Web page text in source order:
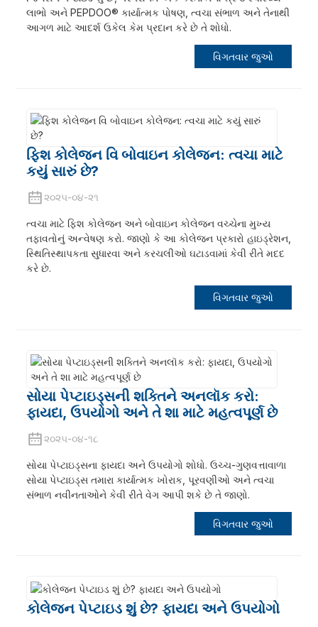
લાભો અને PEPDOO® કાર્યાત્મક પોષણ, ત્વચા સંભાળ અને તેનાથી
આગળ માટે આદર્શ ઉકેલ કેમ પ્રદાન કરે છે તે શોધો.
વિગતવાર જુઓ
ફિશ કોલેજન વિ બોવાઇન કોલેજન: ત્વચા માટે
કયું સારું છે?
૨૦૨૫-૦૪-૨૧
ત્વચા માટે ફિશ કોલેજન અને બોવાઇન કોલેજન વચ્ચેના મુખ્ય
તફાવતોનું અન્વેષણ કરો. જાણો કે આ કોલેજન પ્રકારો હાઇડ્રેશન,
સ્થિતિસ્થાપકતા સુધારવા અને કરચલીઓ ઘટાડવામાં કેવી રીતે મદદ
કરે છે.
વિગતવાર જુઓ
સોયા પેપ્ટાઇડ્સની શક્તિને અનલૉક કરો:
ફાયદા, ઉપયોગો અને તે શા માટે મહત્વપૂર્ણ છે
૨૦૨૫-૦૪-૧૮
સોયા પેપ્ટાઇડ્સના ફાયદા અને ઉપયોગો શોધો. ઉચ્ચ-ગુણવત્તાવાળા
સોયા પેપ્ટાઇડ્સ તમારા કાર્યાત્મક ખોરાક, પૂરવણીઓ અને ત્વચા
સંભાળ નવીનતાઓને કેવી રીતે વેગ આપી શકે છે તે જાણો.
વિગતવાર જુઓ
કોલેજન પેપ્ટાઇડ શું છે? ફાયદા અને ઉપયોગો